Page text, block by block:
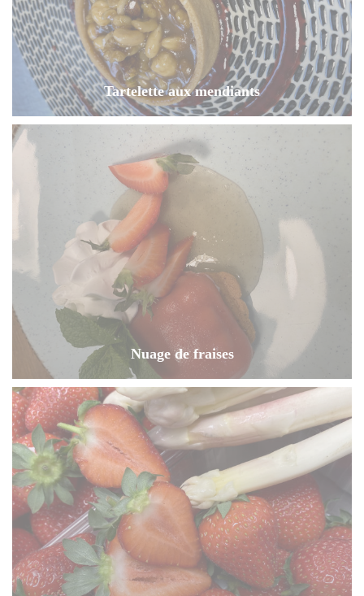
Tartelette aux mendiants
Nuage de fraises